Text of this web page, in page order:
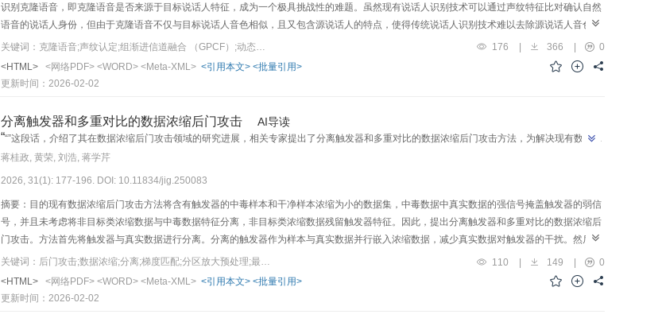
识别克隆语音，即克隆语音是否来源于目标说话人特征，成为一个极具挑战性的难题。虽然现有说话人识别技术可以通过声纹特征比对确认自然
语音的说话人身份，但由于克隆语音不仅与目标说话人音色相似，且又包含源说话人的特点，使得传统说话人识别技术难以去除源说话人音色的
干扰，难以直接应用于深度克隆语音。基于此，研究了一种面向克隆语音的目标说话人鉴别方法。方法基于Res2Block设计组渐进信道融合模块
（group progressive channel fusion， GPCF），以有效提取自然语音与克隆语音之间的公共有效声纹特征信息；采用基于K独立的动态全局滤
波器（dynamic global filter， DGF），以有效抑制源说话人的影响，提高模型表征和泛化能力；利用基于多尺度层注意力的特征融合机制，以
EER）分别降低了1.38%、0.92%和0.61%，最小检测代价函数（minimum detection cast function，minDCF）分别降低了0.012 5、0.006 7和
0.044 5。结论在FastSpeech2（fast and high-quality end-to-end text to speech）、TriAANVC（triple adaptive attention normalization for
any-to-any voice conversion）、FreeVC（high-quality text-free one-shot voice conversion）和KnnVC（nearest neighbors voice
conversion）共4种语音克隆数据集上的对比实验结果表明，所提方法在处理面向克隆语音的声纹认定任务时更具有优势，可以有效提取克隆语
音中的目标说话人特征，为克隆语音的声纹认定提供方法指导。
176 366
0
<HTML>
<网络PDF> <WORD> <Meta-XML> <引用本文> <批量引用>
更新时间：2026-02-02
分离触发器和多重对比的数据浓缩后门攻击 AI导读
““”这段话，介绍了其在数据浓缩后门攻击领域的研究进展，相关专家提出了分离触发器和多重对比的数据浓缩后门攻击方法，为解决现有数据浓
缩后门攻击方法存在的问题提供了有效解决方案。
蒋桂政, 黄荣, 刘浩, 蒋学芹
2026, 31(1): 177-196. DOI: 10.11834/jig.250083
摘要：目的现有数据浓缩后门攻击方法将含有触发器的中毒样本和干净样本浓缩为小的数据集，中毒数据中真实数据的强信号掩盖触发器的弱信
号，并且未考虑将非目标类浓缩数据与中毒数据特征分离，非目标类浓缩数据残留触发器特征。因此，提出分离触发器和多重对比的数据浓缩后
门攻击。方法首先将触发器与真实数据进行分离。分离的触发器作为样本与真实数据并行嵌入浓缩数据，减少真实数据对触发器的干扰。然后，
对分离的触发器进行优化，将触发器接近目标类真实数据的特征，提高触发器的嵌入效果，同时对触发器进行了分区放大预处理来增加触发器像
素的数量，使其在优化过程获取大量的梯度用于指导学习。在数据浓缩阶段，通过多重对比将目标类浓缩数据与触发器特征投影在同一空间，将
非目标类浓缩数据与触发器特征分离，进一步提高后门攻击的成功率。结果为了验证所提出方法的有效性，将所提出方法在
关键词：后门攻击;数据浓缩;分离;梯度匹配;分区放大预处理;最大化 110 | 149 |
0
<HTML>
<网络PDF> <WORD> <Meta-XML> <引用本文> <批量引用>
更新时间：2026-02-02